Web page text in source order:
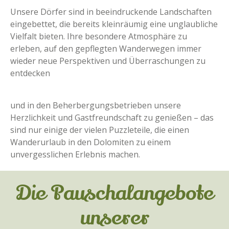
Unsere Dörfer sind in beeindruckende Landschaften
eingebettet, die bereits kleinräumig eine unglaubliche
Vielfalt bieten. Ihre besondere Atmosphäre zu
erleben, auf den gepflegten Wanderwegen immer
wieder neue Perspektiven und Überraschungen zu
entdecken
und in den Beherbergungsbetrieben unsere
Herzlichkeit und Gastfreundschaft zu genießen – das
sind nur einige der vielen Puzzleteile, die einen
Wanderurlaub in den Dolomiten zu einem
unvergesslichen Erlebnis machen.
Die Pauschalangebote
unserer